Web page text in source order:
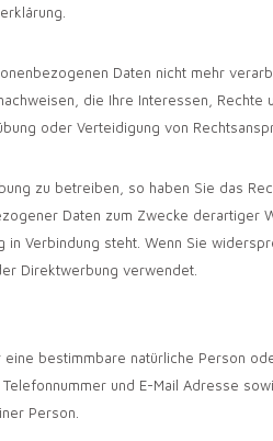
Daten nicht mehr
die Ihre Interessen, Rechte
oder Verteidigung von
zu betreiben, so haben Sie das
Daten zum Zwecke derartiger
Verbindung steht. Wenn Sie
Direktwerbung verwendet.
bestimmbare natürliche Person
und E-Mail Adresse
Person.